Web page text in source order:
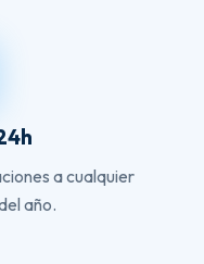
a cualquier
año.